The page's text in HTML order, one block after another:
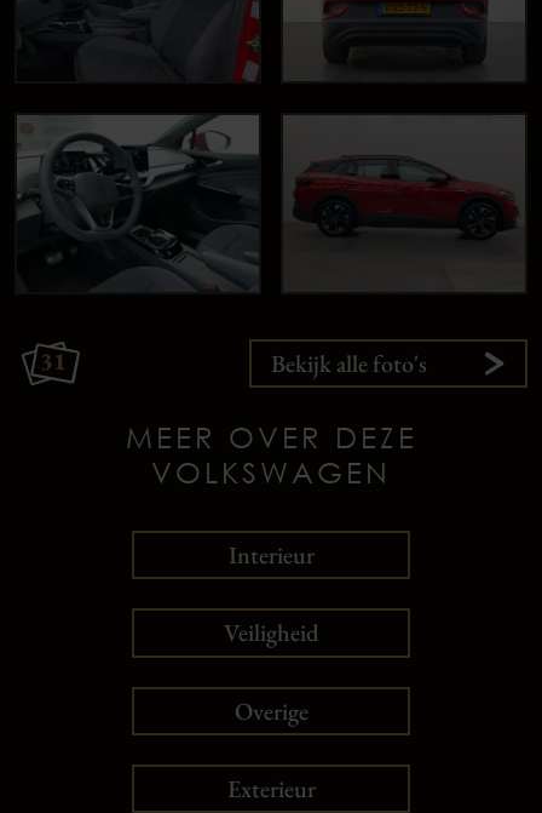
31 Bekijk alle foto's
MEER OVER DEZE
VOLKSWAGEN
Interieur
Veiligheid
Overige
Exterieur